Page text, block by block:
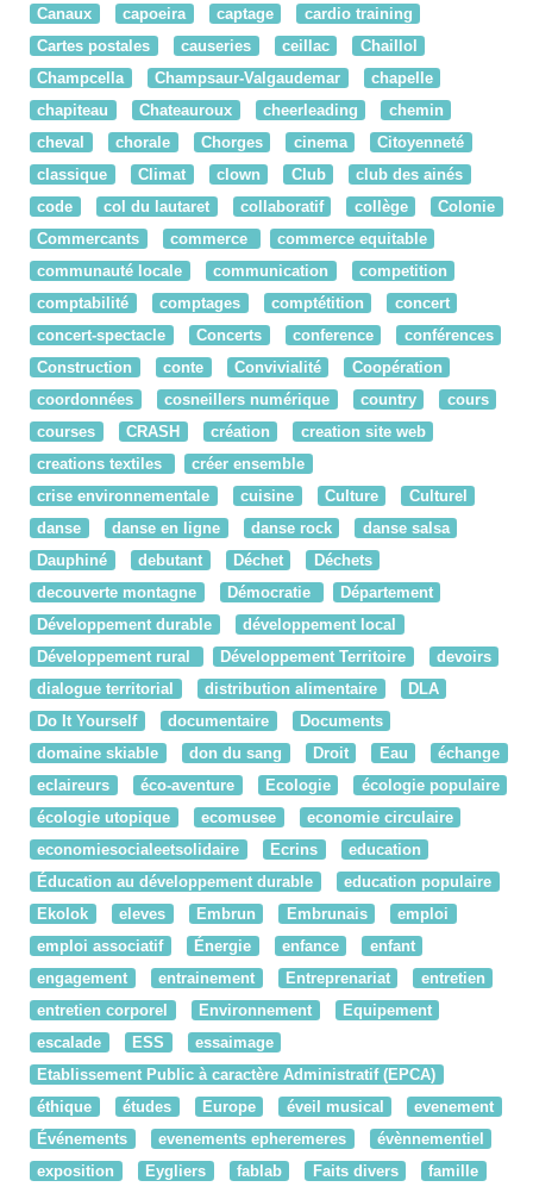
Canaux
capoeira captage
cardio training
Cartes postales
causeries ceillac
Chaillol
Champcella
Champsaur-Valgaudemar
chapelle
chapiteau
Chateauroux cheerleading
chemin
cheval
chorale Chorges cinema
Citoyenneté
classique
Climat clown Club
club des ainés
code
col du lautaret collaboratif collège
Colonie
Commercants
commerce
commerce equitable
communauté locale
communication
competition
comptabilité
comptages comptétition
concert
concert-spectacle
Concerts conference
conférences
Construction
conte Convivialité
Coopération
coordonnées
cosneillers numérique country
cours
courses
CRASH création
creation site web
creations textiles
créer ensemble
crise environnementale
cuisine Culture
Culturel
danse
danse en ligne danse rock
danse salsa
Dauphiné
debutant Déchet
Déchets
decouverte montagne
Démocratie
Département
Développement durable
développement local
Développement rural
Développement Territoire
devoirs
dialogue territorial
distribution alimentaire
DLA
Do It Yourself
documentaire
Documents
domaine skiable
don du sang Droit Eau
échange
eclaireurs
éco-aventure Ecologie
écologie populaire
écologie utopique
ecomusee
economie circulaire
economiesocialeetsolidaire
Ecrins
education
Éducation au développement durable
education populaire
Ekolok
eleves Embrun Embrunais
emploi
emploi associatif
Énergie enfance
enfant
engagement
entrainement Entreprenariat
entretien
entretien corporel
Environnement
Equipement
escalade
ESS
essaimage
Etablissement Public à caractère Administratif (EPCA)
éthique
études Europe éveil musical
evenement
Événements
evenements epheremeres
évènnementiel
exposition
Eygliers fablab Faits divers famille